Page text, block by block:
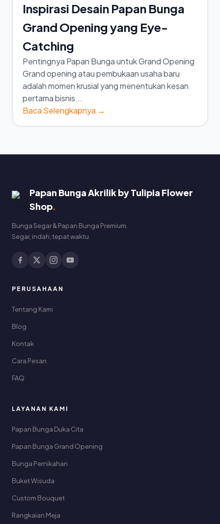
Inspirasi Desain Papan Bunga
Grand Opening yang Eye-
Catching
Pentingnya Papan Bunga untuk Grand Opening
Grand opening atau pembukaan usaha baru
adalah momen krusial yang menentukan kesan
pertama bisnis...
Baca Selengkapnya →
Papan Bunga Akrilik by Tulipia Flower
Shop.
Bunga Segar & Papan Bunga Premium.
Segar, indah, tepat waktu.
PERUSAHAAN
Tentang Kami
Blog
Kontak
Cara Pesan
FAQ
LAYANAN KAMI
Papan Bunga Duka Cita
Papan Bunga Grand Opening
Bunga Pernikahan
Buket Wisuda
Custom Bouquet
Rangkaian Meja